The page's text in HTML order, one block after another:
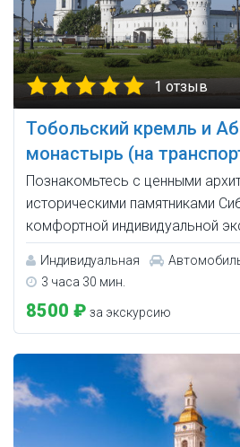
1 отзыв
Тобольский кремль и
монастырь (на
Познакомьтесь с ценными
историческими памятниками
комфортной индивидуальной
Индивидуальная
3 часа 30 мин.
8500 ₽ за экскурсию